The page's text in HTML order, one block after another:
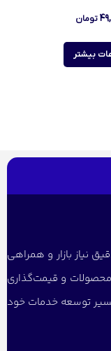
تومان
بیشتر
نیاز بازار و همراهی
محصولات و قیمت‌گذاری
توسعه خدمات خود